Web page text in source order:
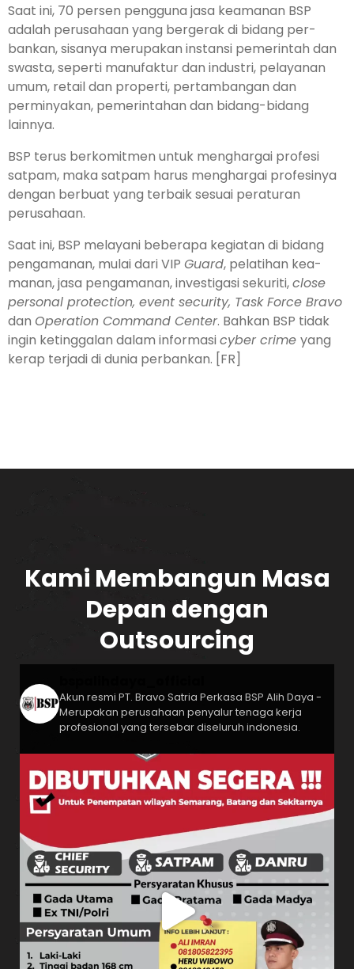
Saat ini, 70 persen peng­guna jasa keamanan BSP
adalah peru­sahaan yang bergerak di bidang per­
bankan, sisanya merupakan instansi pemerintah dan
swasta, seperti manu­faktur dan industri, pelayanan
umum, retail dan properti, pertambangan dan
perminyakan, pemerintahan dan bidang-bidang
lainnya.
BSP terus berkomitmen untuk menghargai pro­fesi
satpam, maka satpam harus menghargai profesinya
dengan ber­buat yang terbaik sesuai peraturan
perusahaan.
Saat ini, BSP melayani bebera­pa kegiatan di bidang
pengamanan, mulai dari VIP Guard, pelatihan kea­
manan, jasa pengamanan, inve­stigasi sekuriti,close
personal protection, event security, Task Force Bravo
dan Operation Command Center. Bahkan BSP tidak
ingin ketinggalan dalam informasi cyber crime yang
ke­rap terjadi di dunia perbankan. [FR]
Kami Membangun Masa
Depan dengan
Outsourcing
Akun resmi PT. Bravo Satria Perkasa BSP Alih Daya -
Merupakan perusahaan penyalur tenaga kerja
profesional yang tersebar diseluruh indonesia.